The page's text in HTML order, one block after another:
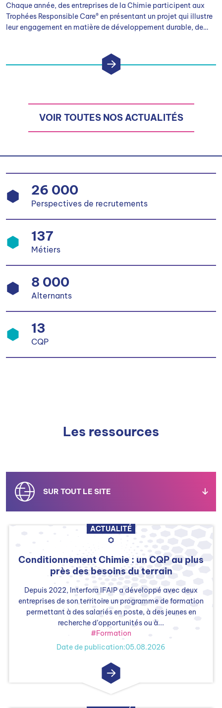
Chaque année, des entreprises de la Chimie participent aux
Trophées Responsible Care® en présentant un projet qui illustre
leur engagement en matière de développement durable, de
VOIR TOUTES NOS ACTUALITÉS
26 000
Perspectives de recrutements
137
Métiers
8 000
Alternants
13
CQP
Les ressources
SUR TOUT LE SITE
CERTIFICATIONS
MÉTIERS
ACTUALITÉ
Conditionnement Chimie : un CQP au plus
près des besoins du terrain
Depuis 2022, Interfora IFAIP a développé avec deux
entreprises de son territoire un programme de formation
permettant à des salariés en poste, à des jeunes en
recherche d’opportunités ou à...
#Formation
Date de publication:05.08.2026